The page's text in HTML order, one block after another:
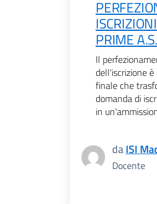
PRIME
Il
dell'iscrizione è
finale che
domanda di
in
daISI
Docente